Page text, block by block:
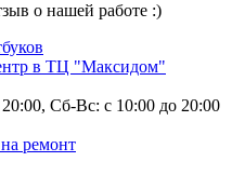
о нашей работе :)
в ТЦ "Максидом"
Сб-Вс: с 10:00 до 20:00
ремонт